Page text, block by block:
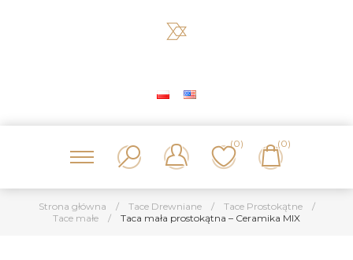
(0) (0)
Strona główna / Tace Drewniane / Tace Prostokątne
/
Tace małe
/ Taca mała prostokątna – Ceramika MIX